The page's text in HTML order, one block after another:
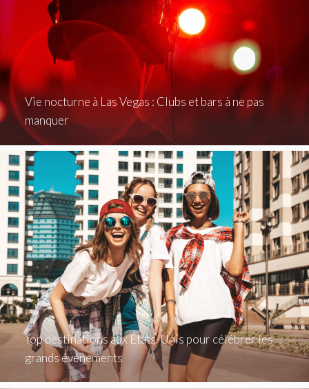
Vie nocturne à Las Vegas : Clubs et bars à ne pas
manquer
Top destinations aux États-Unis pour célébrer les
grands événements